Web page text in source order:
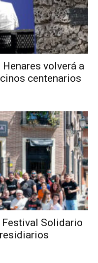
volverá a
centenarios
Festival Solidario